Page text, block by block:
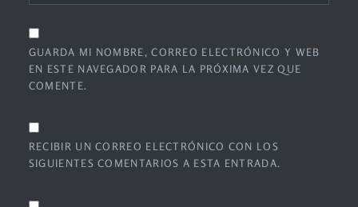
GUARDA MI NOMBRE, CORREO ELECTRÓNICO Y WEB
EN ESTE NAVEGADOR PARA LA PRÓXIMA VEZ QUE
COMENTE.
RECIBIR UN CORREO ELECTRÓNICO CON LOS
SIGUIENTES COMENTARIOS A ESTA ENTRADA.